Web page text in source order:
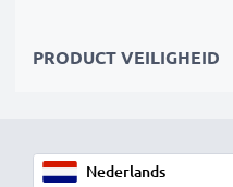
1x 2000mAh accu:
PRODUCT VEILIGHEID